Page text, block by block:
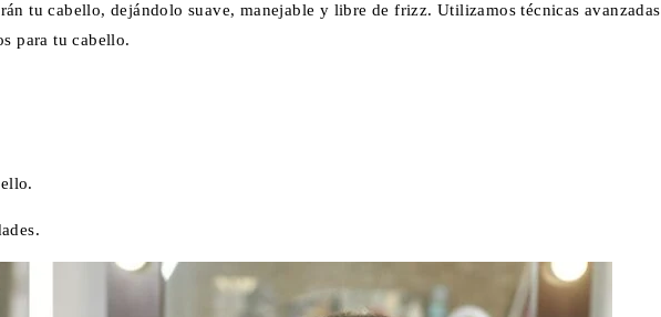
tu cabello, dejándolo suave, manejable y libre de frizz. Utilizamos técnicas avanzadas
para tu cabello.